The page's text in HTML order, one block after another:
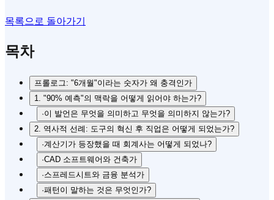
목록으로 돌아가기
목차
프롤로그: "6개월"이라는 숫자가 왜 충격인가
1. "90% 예측"의 맥락을 어떻게 읽어야 하는가?
·이 발언은 무엇을 의미하고 무엇을 의미하지 않는가?
2. 역사적 선례: 도구의 혁신 후 직업은 어떻게 되었는가?
·계산기가 등장했을 때 회계사는 어떻게 되었나?
·CAD 소프트웨어와 건축가
·스프레드시트와 금융 분석가
·패턴이 말하는 것은 무엇인가?